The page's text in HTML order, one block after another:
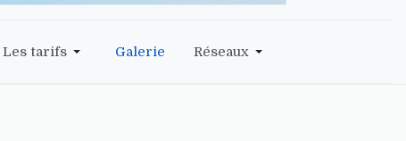
Les tarifs Galerie Réseaux